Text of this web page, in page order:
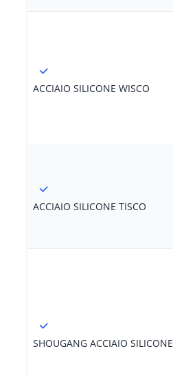
ACCIAIO SILICONE WISCO
ACCIAIO SILICONE TISCO
SHOUGANG ACCIAIO SILICONE